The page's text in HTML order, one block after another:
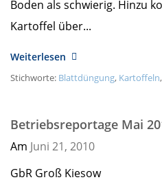
Boden als schwierig. Hinzu
Kartoffel über...
Weiterlesen
Stichworte: Blattdüngung, Kartoffeln,
Betriebsreportage Mai
Am Juni 21, 2010
GbR Groß Kiesow